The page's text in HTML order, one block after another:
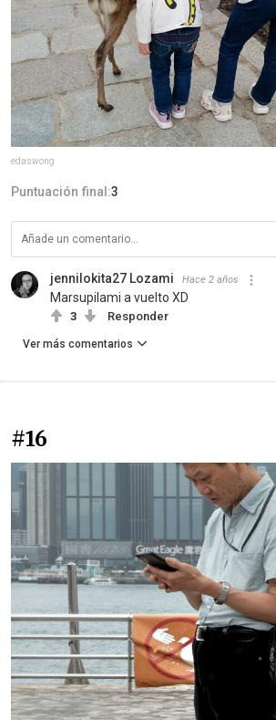
edaswong
Puntuación final:3
jennilokita27 Lozami Hace 2 años
Marsupilami a vuelto XD
3 Responder
Ver más comentarios
#16